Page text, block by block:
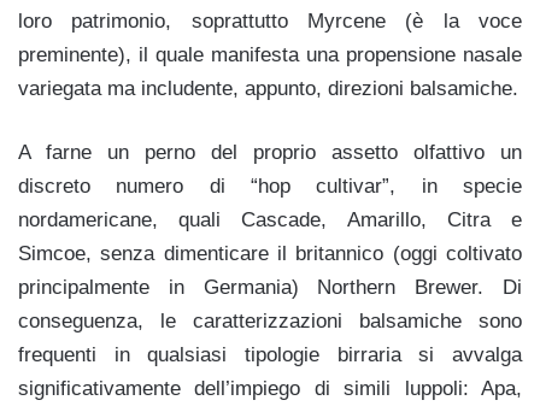
loro patrimonio, soprattutto Myrcene (è la voce
preminente), il quale manifesta una propensione nasale
variegata ma includente, appunto, direzioni balsamiche.
A farne un perno del proprio assetto olfattivo un
discreto numero di “hop cultivar”, in specie
nordamericane, quali Cascade, Amarillo, Citra e
Simcoe, senza dimenticare il britannico (oggi coltivato
principalmente in Germania) Northern Brewer. Di
conseguenza, le caratterizzazioni balsamiche sono
frequenti in qualsiasi tipologie birraria si avvalga
significativamente dell’impiego di simili luppoli: Apa,